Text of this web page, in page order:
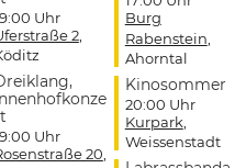
Uhr
2,
Uhr
20
Burg
Rabenstein
Ahorntal
Kinosommer
20:00 Uhr
Kurpark
Weissenstadt